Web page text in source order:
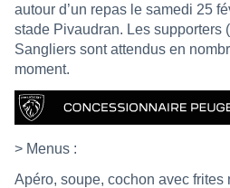
autour d’un repas le samedi 25
stade Pivaudran. Les supporters
Sangliers sont attendus en
moment.
> Menus :
Apéro, soupe, cochon avec frites